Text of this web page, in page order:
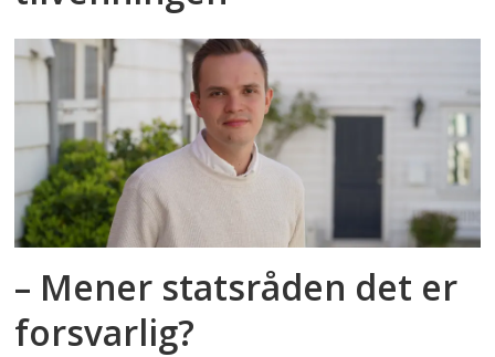
– Mener statsråden det er
forsvarlig?